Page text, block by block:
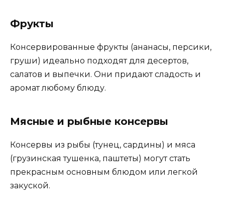
Фрукты
Консервированные фрукты (ананасы, персики,
груши) идеально подходят для десертов,
салатов и выпечки. Они придают сладость и
аромат любому блюду.
Мясные и рыбные консервы
Консервы из рыбы (тунец, сардины) и мяса
(грузинская тушенка, паштеты) могут стать
прекрасным основным блюдом или легкой
закуской.